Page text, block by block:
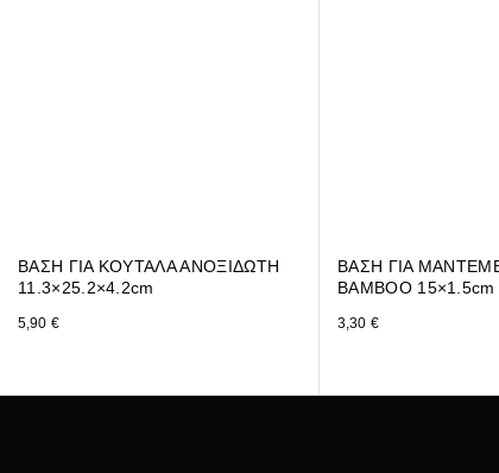
ΒΑΣΗ ΓΙΑ ΚΟΥΤΑΛΑ ΑΝΟΞΙΔΩΤΗ
11.3×25.2×4.2cm
5,90 €
ΒΑΣΗ ΓΙΑ
BAMBOO 15×1.5cm
3,30 €